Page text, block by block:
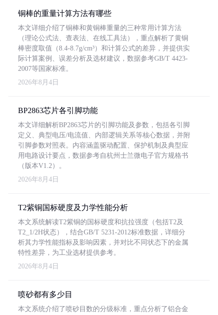
铜棒的重量计算方法有哪些
本文详细介绍了铜棒和黄铜棒重量的三种常用计算方法
（理论公式法、查表法、在线工具法），重点解析了黄铜
棒密度取值（8.4-8.7g/cm³）和计算公式的差异，并提供实
际计算案例、误差分析及选材建议，数据参考GB/T 4423-
2007等国家标准。
2026年8月4日
BP2863芯片各引脚功能
本文详细解析BP2863芯片的引脚功能及参数，包括各引脚
定义、典型电压/电流值、内部逻辑关系等核心数据，并附
引脚参数对照表。内容涵盖驱动配置、保护机制及典型应
用电路设计要点，数据参考自杭州士兰微电子官方规格书
（版本V1.2）。
2026年8月4日
T2紫铜国标硬度及力学性能分析
本文系统解读T2紫铜的国标硬度和抗拉强度（包括T2及
T2_1/2H状态），结合GB/T 5231-2012标准数据，详细分
析其力学性能指标及影响因素，并对比不同状态下的金属
特性差异，为工业选材提供参考。
2026年8月4日
喷砂都有多少目
本文系统介绍了喷砂目数的分级标准，重点分析了铝合金